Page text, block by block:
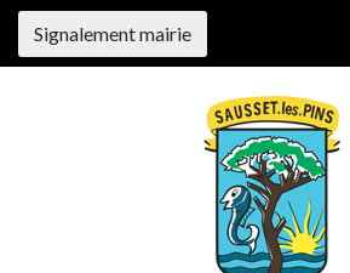
Signalement mairie